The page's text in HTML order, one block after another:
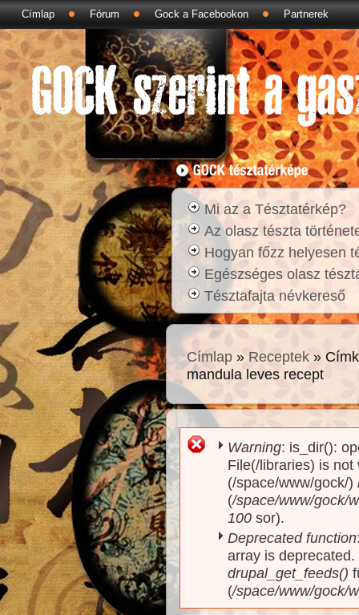
Címlap Fórum Gock a Facebookon Partnerek
Mi az a Tésztatérkép?
Az olasz tészta
Hogyan főzz helyesen
Egészséges olasz
Tésztafajta névkereső
Címlap » Receptek »
mandula leves recept
Hibaüzenet
Warning: is_dir():
File(/libraries) is
(/space/www/gock/)
(/space/www/gock/
100 sor).
Deprecated function
array is
drupal_get_feeds()
(/space/www/gock/